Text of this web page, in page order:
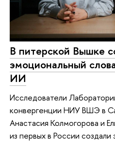
В питерской Вышке
эмоциональный
ИИ
Исследователи
конвергенции НИУ ВШЭ в
Анастасия Колмогорова и
из первых в России